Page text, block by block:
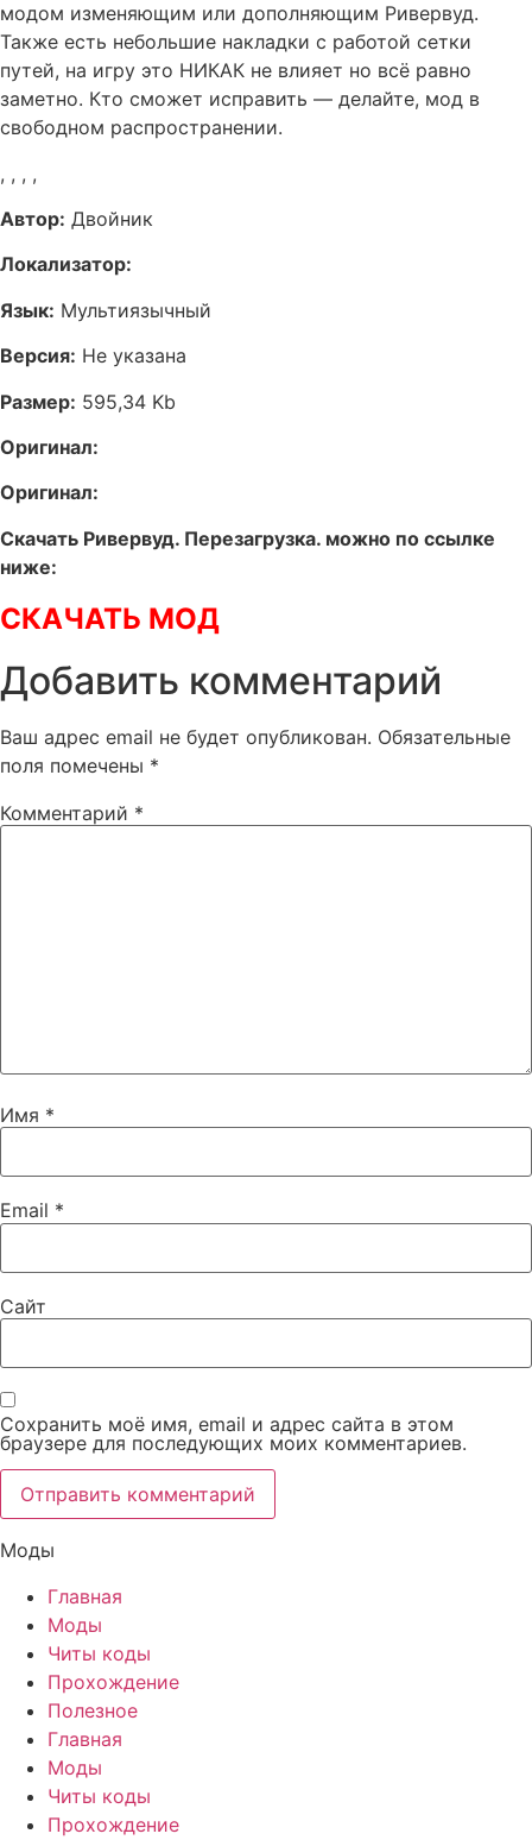
модом изменяющим или дополняющим Ривервуд.
Также есть небольшие накладки с работой сетки
путей, на игру это НИКАК не влияет но всё равно
заметно. Кто сможет исправить — делайте, мод в
свободном распространении.
, , , ,
Автор: Двойник
Локализатор:
Язык: Мультиязычный
Версия: Не указана
Размер: 595,34 Kb
Оригинал:
Оригинал:
Скачать Ривервуд. Перезагрузка. можно по ссылке
ниже:
СКАЧАТЬ МОД
Добавить комментарий
Ваш адрес email не будет опубликован. Обязательные
поля помечены *
Комментарий *
Имя *
Email *
Сайт
Сохранить моё имя, email и адрес сайта в этом
браузере для последующих моих комментариев.
Моды
Главная
Моды
Читы коды
Прохождение
Полезное
Главная
Моды
Читы коды
Прохождение